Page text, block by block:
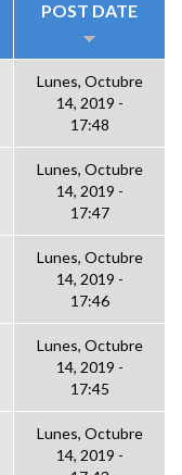
POST DATE
Lunes, Octubre
14, 2019 -
17:48
Lunes, Octubre
14, 2019 -
17:47
Lunes, Octubre
14, 2019 -
17:46
Lunes, Octubre
14, 2019 -
17:45
Lunes, Octubre
14, 2019 -